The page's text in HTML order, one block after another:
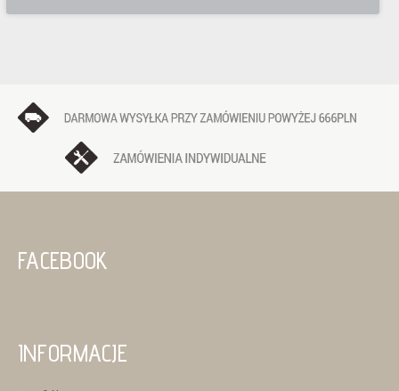
FACEBOOK
INFORMACJE